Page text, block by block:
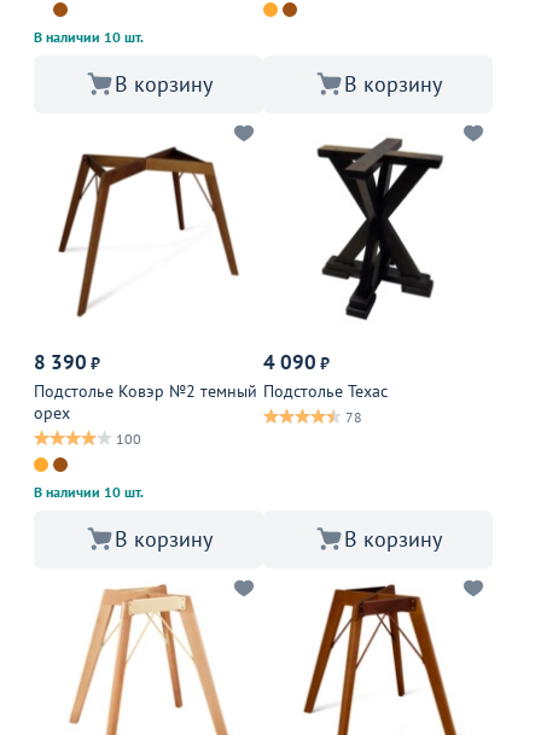
В наличии 10 шт.
В корзину В корзину
8 390 ₽
Подстолье Ковэр №2 темный
орех
100
В наличии 10 шт.
В корзину
4 090 ₽
Подстолье Техас
78
В корзину